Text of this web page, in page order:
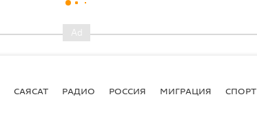
САЯСАТ РАДИО РОССИЯ МИГРАЦИЯ СПОРТ